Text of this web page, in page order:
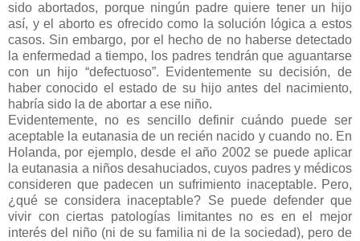
sido abortados, porque ningún padre quiere tener un hijo
así, y el aborto es ofrecido como la solución lógica a estos
casos. Sin embargo, por el hecho de no haberse detectado
la enfermedad a tiempo, los padres tendrán que aguantarse
con un hijo “defectuoso”. Evidentemente su decisión, de
haber conocido el estado de su hijo antes del nacimiento,
habría sido la de abortar a ese niño.
Evidentemente, no es sencillo definir cuándo puede ser
aceptable la eutanasia de un recién nacido y cuando no. En
Holanda, por ejemplo, desde el año 2002 se puede aplicar
la eutanasia a niños desahuciados, cuyos padres y médicos
consideren que padecen un sufrimiento inaceptable. Pero,
¿qué se considera inaceptable? Se puede defender que
vivir con ciertas patologías limitantes no es en el mejor
interés del niño (ni de su familia ni de la sociedad), pero de